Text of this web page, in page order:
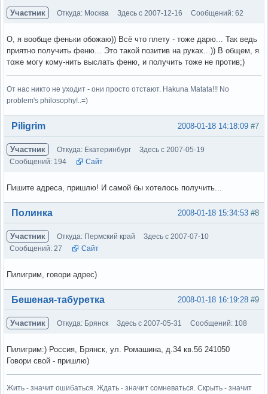
Участник Откуда: Москва Здесь с 2007-12-16 Сообщений: 62
О, я вообще феньки обожаю)) Всё что плету - тоже дарю... Так ведь
приятно получить феню... Это такой позитив на руках...)) В общем, я
тоже могу кому-нить выслать феню, и получить тоже не против;)
От нас никто не уходит - они просто отстают. Hakuna Matata!!! No
problem's philosophy!..=)
Вне форума #7
2008-01-18 14:18:09
Piligrim
Участник Откуда: Екатеринбург
Здесь с 2007-05-19
Сообщений: 194
Сайт
Пишите адреса, пришлю! И самой бы хотелось получить...
Вне форума #8
2008-01-18 15:34:53
Полинка
Участник Откуда: Пермский край
Здесь с 2007-07-10
Сообщений: 27
Сайт
Пилигрим, говори адрес)
Вне форума #9
2008-01-18 16:19:28
Бешеная-табуретка
Участник Откуда: Брянск Здесь с 2007-05-31 Сообщений: 108
Пилигрим:) Россия, Брянск, ул. Ромашина, д.34 кв.56 241050
Говори свой - пришлю)
Жить - значит ошибаться. Ждать - значит сомневаться. Скрыть - значит